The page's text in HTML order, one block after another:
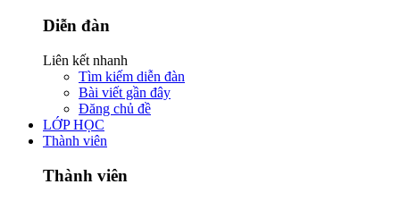
Diễn đàn
Liên kết nhanh
Tìm kiếm diễn đàn
Bài viết gần đây
Đăng chủ đề
LỚP HỌC
Thành viên
Thành viên